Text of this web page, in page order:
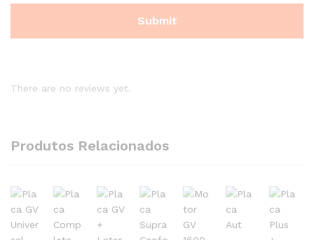
There are no reviews yet.
Produtos Relacionados